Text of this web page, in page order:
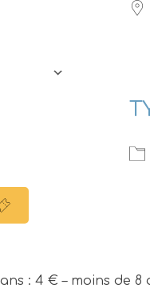
ans : 4 € – moins de